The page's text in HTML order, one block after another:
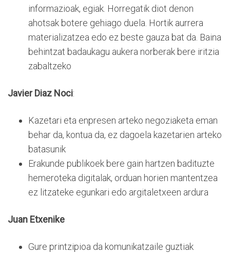
informazioak, egiak. Horregatik diot denon
ahotsak botere gehiago duela. Hortik aurrera
materializatzea edo ez beste gauza bat da. Baina
behintzat badaukagu aukera norberak bere iritzia
zabaltzeko
Javier Diaz Noci:
Kazetari eta enpresen arteko negoziaketa eman
behar da, kontua da, ez dagoela kazetarien arteko
batasunik
Erakunde publikoek bere gain hartzen badituzte
hemeroteka digitalak, orduan horien mantentzea
ez litzateke egunkari edo argitaletxeen ardura
Juan Etxenike
Gure printzipioa da komunikatzaile guztiak